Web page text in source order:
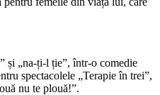
și „na-ți-l ție”, într-o comedie
spectacolele „Terapie în trei”,
nu te plouă!”.